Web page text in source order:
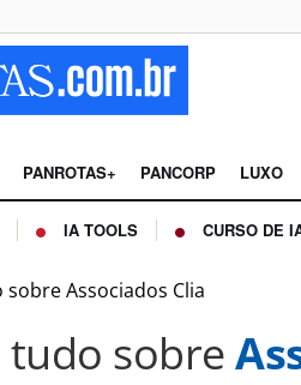
PANROTAS+ PANCORP LUXO
IA TOOLS CURSO DE
Associados Clia
tudo sobre